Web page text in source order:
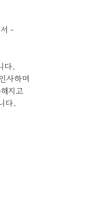
-
다.
사하며
지고
다.